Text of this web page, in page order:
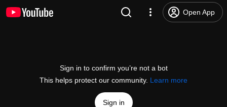
Open App
Sign in to confirm you’re not a bot
This helps protect our community. Learn more
Sign in